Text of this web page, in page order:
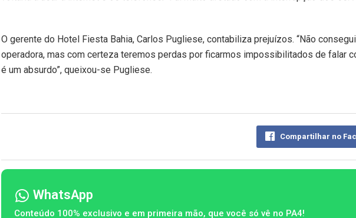
O gerente do Hotel Fiesta Bahia, Carlos Pugliese, contabiliza prejuízos. “Não
operadora, mas com certeza teremos perdas por ficarmos impossibilitados de falar
é um absurdo”, queixou-se Pugliese.
Compartilhar no
WhatsApp
Conteúdo 100% exclusivo e em primeira mão, que você só vê no PA4!